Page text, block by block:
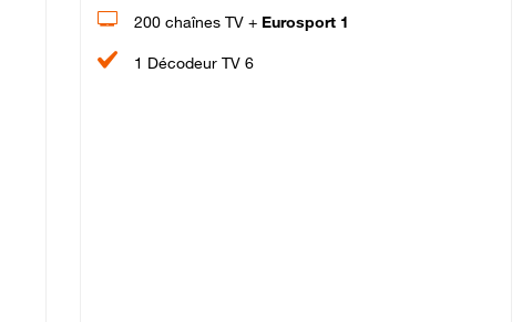
200 chaînes TV + Eurosport 1
1 Décodeur TV 6